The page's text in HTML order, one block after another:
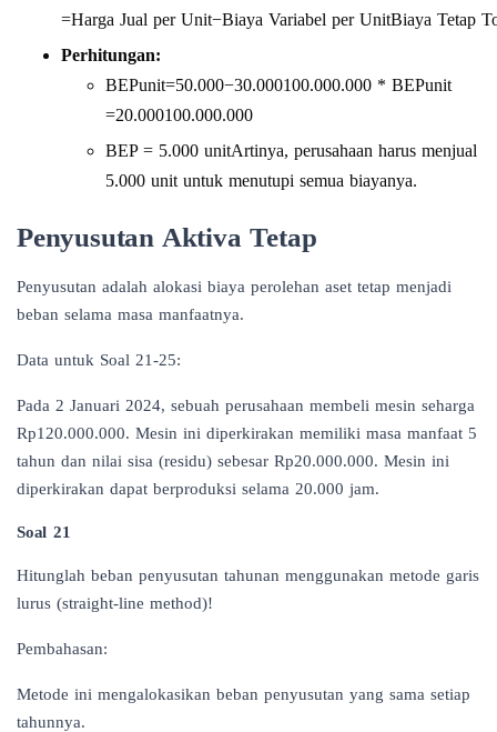
=Harga Jual per Unit−Biaya Variabel per UnitBiaya Tetap
Perhitungan:
BEPunit​=50.000−30.000100.000.000​ * BEPunit​
=20.000100.000.000​
BEP = 5.000 unitArtinya, perusahaan harus menjual
5.000 unit untuk menutupi semua biayanya.
Penyusutan Aktiva Tetap
Penyusutan adalah alokasi biaya perolehan aset tetap menjadi
beban selama masa manfaatnya.
Data untuk Soal 21-25:
Pada 2 Januari 2024, sebuah perusahaan membeli mesin seharga
Rp120.000.000. Mesin ini diperkirakan memiliki masa manfaat 5
tahun dan nilai sisa (residu) sebesar Rp20.000.000. Mesin ini
diperkirakan dapat berproduksi selama 20.000 jam.
Soal 21
Hitunglah beban penyusutan tahunan menggunakan metode garis
lurus (straight-line method)!
Pembahasan:
Metode ini mengalokasikan beban penyusutan yang sama setiap
tahunnya.